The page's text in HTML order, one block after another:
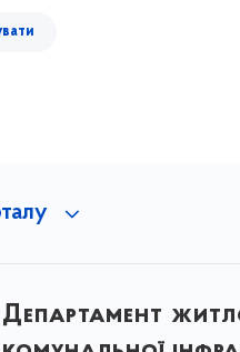
Департамент